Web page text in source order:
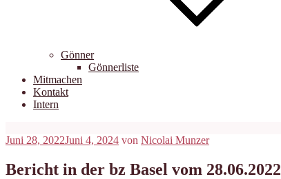
Gönner
Gönnerliste
Mitmachen
Kontakt
Intern
Veröffentlicht
Juni 28, 2022Juni 4, 2024 von Nicolai Munzer
Bericht in der bz Basel vom 28.06.2022